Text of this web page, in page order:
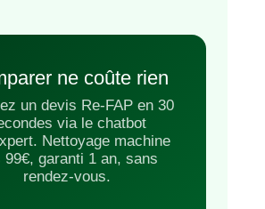
ne coûte rien
un devis Re-FAP en 30
via le chatbot
Nettoyage machine
99€, garanti 1 an, sans
rendez-vous.